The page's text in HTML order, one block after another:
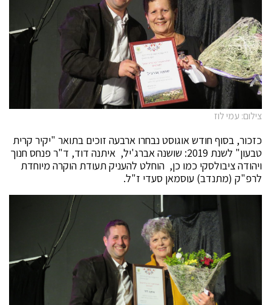
צילום: עמי לוז
כזכור, בסוף חודש אוגוסט נבחרו ארבעה זוכים בתואר "יקיר קרית
טבעון" לשנת 2019: שושנה אברג'יל, איתנה דוד, ד"ר פנחס חנוך
ויהודה ציבולסקי כמו כן, הוחלט להעניק תעודת הוקרה מיוחדת
לרפ"ק (מתנדב) עוסמאן סעדי ז"ל.